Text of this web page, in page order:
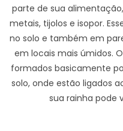
parte de sua
metais, tijolos e isopor.
no solo e também em
em locais mais úmidos.
formados basicamente
solo, onde estão ligados
sua rainha pode